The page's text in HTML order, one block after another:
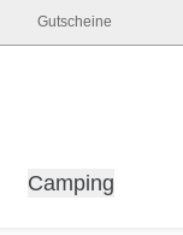
Camping
Gutscheine